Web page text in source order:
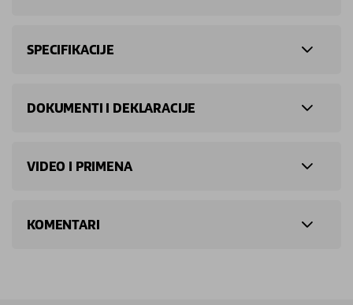
SPECIFIKACIJE
DOKUMENTI I DEKLARACIJE
VIDEO I PRIMENA
KOMENTARI